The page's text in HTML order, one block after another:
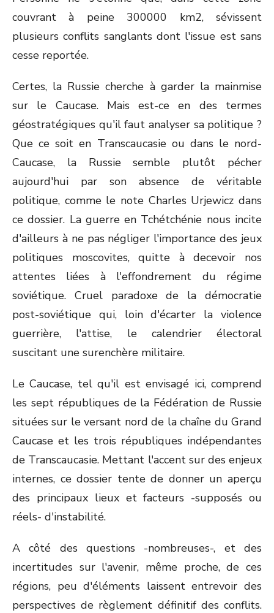
couvrant à peine 300000 km2, sévissent
plusieurs conflits sanglants dont l'issue est sans
cesse reportée.
Certes, la Russie cherche à garder la mainmise
sur le Caucase. Mais est-ce en des termes
géostratégiques qu'il faut analyser sa politique ?
Que ce soit en Transcaucasie ou dans le nord-
Caucase, la Russie semble plutôt pécher
aujourd'hui par son absence de véritable
politique, comme le note Charles Urjewicz dans
ce dossier. La guerre en Tchétchénie nous incite
d'ailleurs à ne pas négliger l'importance des jeux
politiques moscovites, quitte à decevoir nos
attentes liées à l'effondrement du régime
soviétique. Cruel paradoxe de la démocratie
post-soviétique qui, loin d'écarter la violence
guerrière, l'attise, le calendrier électoral
suscitant une surenchère militaire.
Le Caucase, tel qu'il est envisagé ici, comprend
les sept républiques de la Fédération de Russie
situées sur le versant nord de la chaîne du Grand
Caucase et les trois républiques indépendantes
de Transcaucasie. Mettant l'accent sur des enjeux
internes, ce dossier tente de donner un aperçu
des principaux lieux et facteurs -supposés ou
réels- d'instabilité.
A côté des questions -nombreuses-, et des
incertitudes sur l'avenir, même proche, de ces
régions, peu d'éléments laissent entrevoir des
perspectives de règlement définitif des conflits.